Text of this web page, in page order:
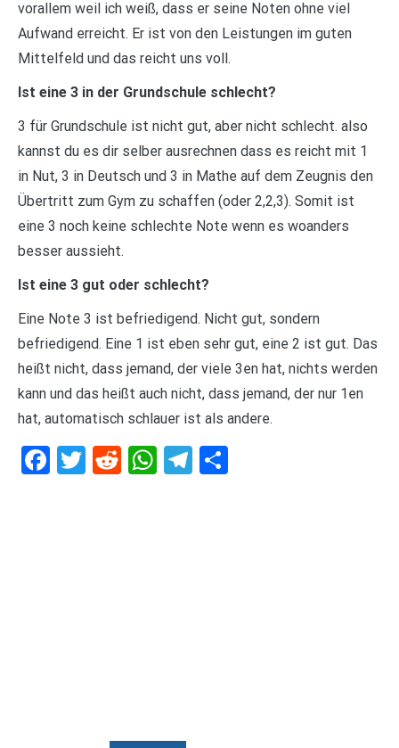
vorallem weil ich weiß, dass er seine Noten ohne viel
Aufwand erreicht. Er ist von den Leistungen im guten
Mittelfeld und das reicht uns voll.
Ist eine 3 in der Grundschule schlecht?
3 für Grundschule ist nicht gut, aber nicht schlecht. also
kannst du es dir selber ausrechnen dass es reicht mit 1
in Nut, 3 in Deutsch und 3 in Mathe auf dem Zeugnis den
Übertritt zum Gym zu schaffen (oder 2,2,3). Somit ist
eine 3 noch keine schlechte Note wenn es woanders
besser aussieht.
Ist eine 3 gut oder schlecht?
Eine Note 3 ist befriedigend. Nicht gut, sondern
befriedigend. Eine 1 ist eben sehr gut, eine 2 ist gut. Das
heißt nicht, dass jemand, der viele 3en hat, nichts werden
kann und das heißt auch nicht, dass jemand, der nur 1en
hat, automatisch schlauer ist als andere.
Facebook
Twitter
RedditWhatsApp
Telegram